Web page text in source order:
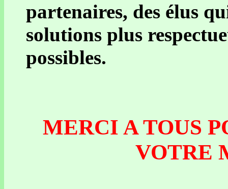
partenaires, des élus
solutions plus
possibles.
MERCI A TOUS
VOTRE